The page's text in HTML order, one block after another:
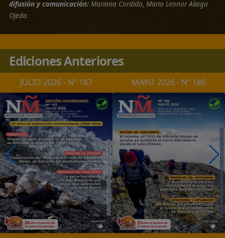
informar son las bases para construir la confianza,
condimento indispensable en lograr una conciencia
compartida.
TE INVITAMOS A SUMARTE A NUESTRA RED
Si tenés vocación de servicio y te gustaría poner en valor
nuestra cultura, te podes sumar a la Red del CCAM
participando como voluntario en las distintas áreas de
desarrollo de nuestro Centro Cultural Argentino de
Montaña.
ADEMAS SI QUERÉS FORMARTE COMO MONTAÑISTA,
SEGUIR APRENDIENDO Y ENTRENANDO
Podes incorporarte a nuestraEscuela de
de Montaña.
TE ESPERAMOS !!!!
Comité de Redacción - Jefe Editor:Alex G. MartinDirección:
Cristina BarrazaEquipo editorial:Claudia Iturralde, German